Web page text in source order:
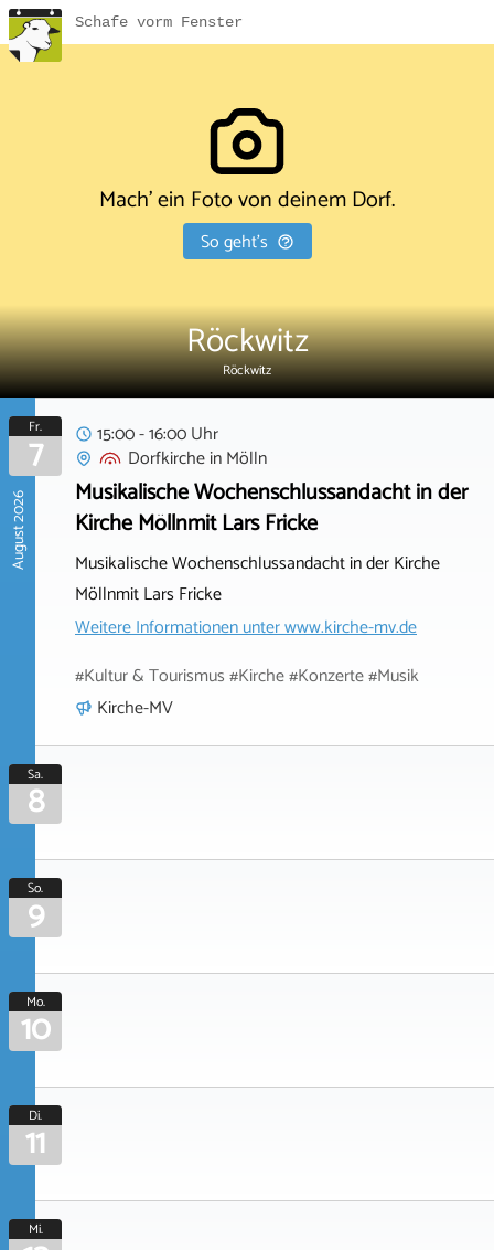
Schafe vorm Fenster
Mach' ein Foto von deinem Dorf.
So geht's
Röckwitz
Röckwitz
August 2026
Fr.
7
15:00 - 16:00 Uhr
DorfkircheinMölln
Musikalische Wochenschlussandacht in der
Kirche Möllnmit Lars Fricke
Musikalische Wochenschlussandacht in der Kirche
Möllnmit Lars Fricke
Weitere Informationen unterwww.kirche-mv.de
#Kultur & Tourismus #Kirche #Konzerte #Musik
Kirche-MV
Sa.
8
So.
9
Mo.
10
Di.
11
Mi.